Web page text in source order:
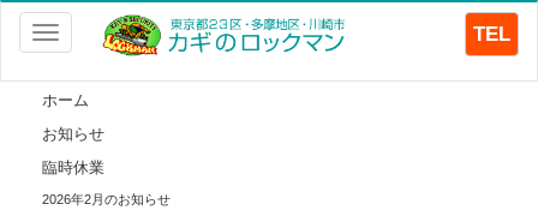
Toggle
navigation
TEL
ホーム
お知らせ
臨時休業
2026年2月のお知らせ